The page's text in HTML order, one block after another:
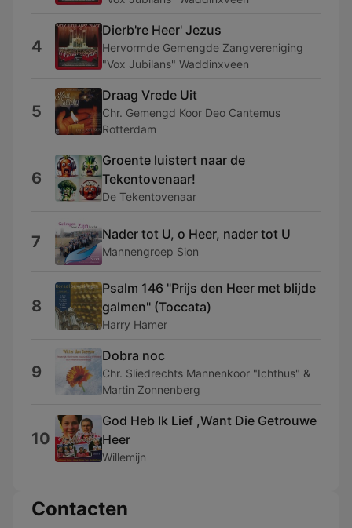
4
Dierb're Heer' Jezus
Hervormde Gemengde Zangvereniging
"Vox Jubilans" Waddinxveen
5
Draag Vrede Uit
Chr. Gemengd Koor Deo Cantemus
Rotterdam
6
Groente luistert naar de
Tekentovenaar!
De Tekentovenaar
7 Nader tot U, o Heer, nader tot U
Mannengroep Sion
8
Psalm 146 "Prijs den Heer met blijde
galmen" (Toccata)
Harry Hamer
9
Dobra noc
Chr. Sliedrechts Mannenkoor "Ichthus" &
Martin Zonnenberg
10
God Heb Ik Lief ,Want Die Getrouwe
Heer
Willemijn
Contacten